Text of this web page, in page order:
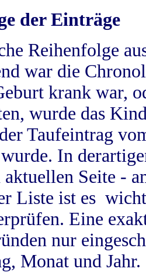
der Einträge
Reihenfolge
war die
krank war,
wurde das
Taufeintrag
In
Seite -
Liste ist es
Eine
nur
Monat und Jahr.